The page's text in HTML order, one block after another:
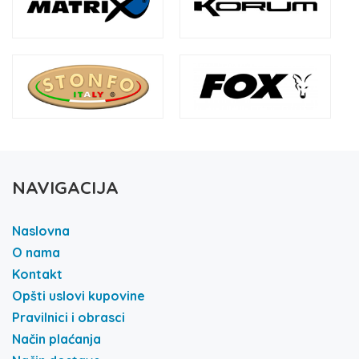
NAVIGACIJA
Naslovna
O nama
Kontakt
Opšti uslovi kupovine
Pravilnici i obrasci
Način plaćanja